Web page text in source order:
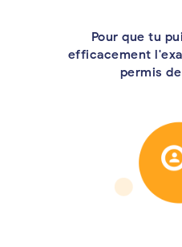
Pour que tu
efficacement
permis